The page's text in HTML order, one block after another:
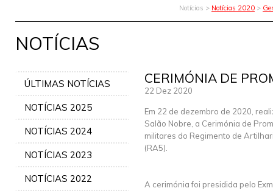
Notícias > Notícias 2020 >
NOTÍCIAS
ÚLTIMAS NOTÍCIAS
NOTÍCIAS 2025
NOTÍCIAS 2024
NOTÍCIAS 2023
NOTÍCIAS 2022
CERIMÓNIA DE
22 Dez 2020
Em 22 de dezembro de 2020,
Salão Nobre, a Cerimónia de
militares do Regimento de
(RA5).
A cerimónia foi presidida pelo